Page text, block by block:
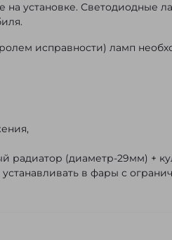
на установке. Светодиодные
исправности) ламп
радиатор (диаметр-29мм) +
в фары с